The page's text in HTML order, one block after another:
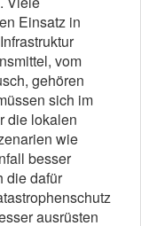
Einsatz in
vom
gehören
sich im
die lokalen
wie
besser
die dafür
ausrüsten